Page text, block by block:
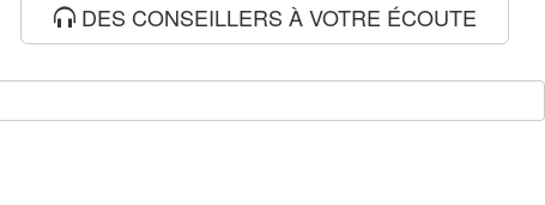
DES CONSEILLERS À VOTRE ÉCOUTE